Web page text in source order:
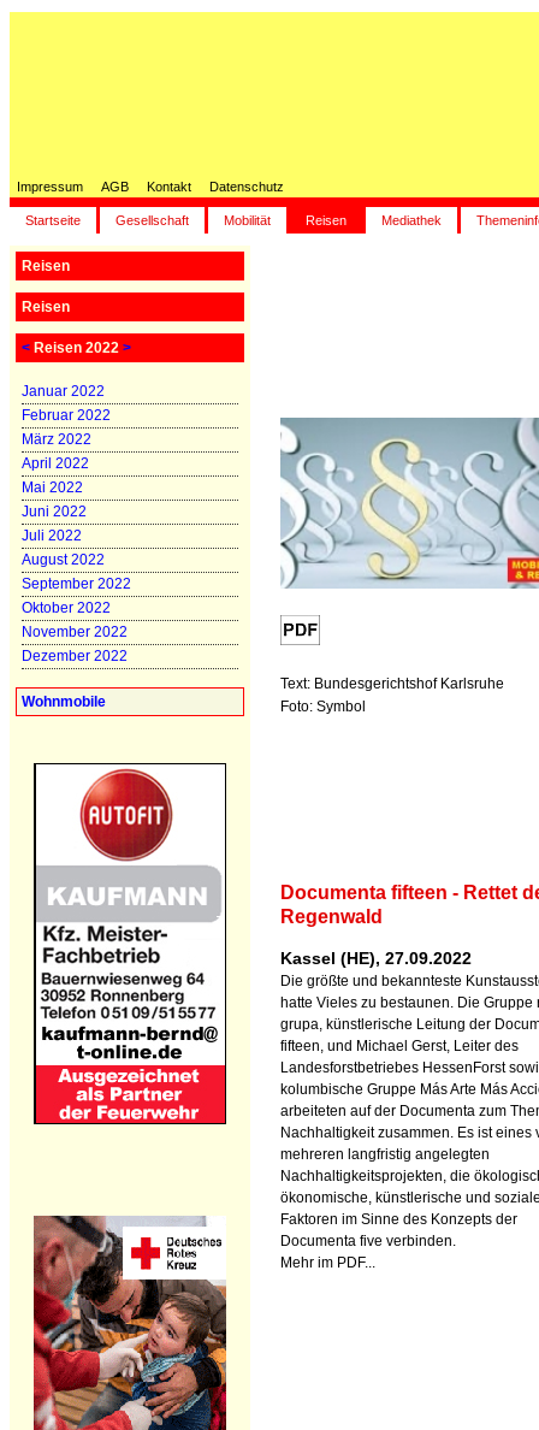
Impressum AGB Kontakt Datenschutz
Startseite Gesellschaft Mobilität Reisen Mediathek
Reisen
Reisen
< Reisen 2022 >
Januar 2022
Februar 2022
März 2022
April 2022
Mai 2022
Juni 2022
Juli 2022
August 2022
September 2022
Oktober 2022
November 2022
Dezember 2022
Wohnmobile
Text: Bundesgerichtshof Karlsruhe
Foto: Symbol
Documenta fifteen - Rettet
Regenwald
Kassel (HE), 27.09.2022
Die größte und bekannteste
hatte Vieles zu bestaunen. Die Gruppe
grupa, künstlerische Leitung der
fifteen, und Michael Gerst, Leiter des
Landesforstbetriebes HessenForst
kolumbische Gruppe Más Arte Más
arbeiteten auf der Documenta zum
Nachhaltigkeit zusammen. Es ist eines
mehreren langfristig angelegten
Nachhaltigkeitsprojekten, die
ökonomische, künstlerische und
Faktoren im Sinne des Konzepts der
Documenta five verbinden.
Mehr im PDF...